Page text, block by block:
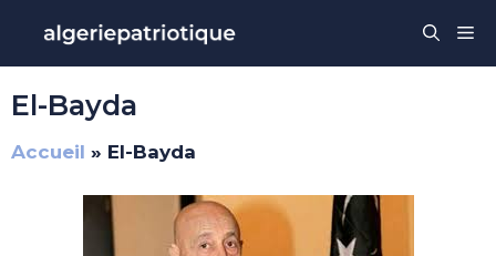
contenu
El-Bayda
Accueil » El-Bayda